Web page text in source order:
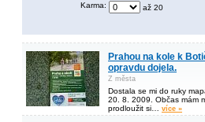
Karma:
až 20
Prahou na kole k
opravdu dojela.
Z města
Dostala se mi do ruky
20. 8. 2009. Občas mám
prodloužit si… více »